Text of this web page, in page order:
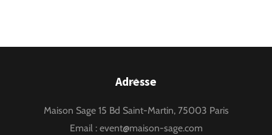
Back
Top
Adresse
Maison Sage 15 Bd Saint-Martin, 75003 Paris
Email : event@maison-sage.com